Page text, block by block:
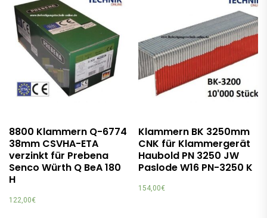
8800 Klammern Q-6774
38mm CSVHA-ETA
verzinkt für Prebena
Senco Würth Q BeA 180
H
122,00€
Klammern BK 3250mm
CNK für Klammergerät
Haubold PN 3250 JW
Paslode W16 PN-3250 K
154,00€